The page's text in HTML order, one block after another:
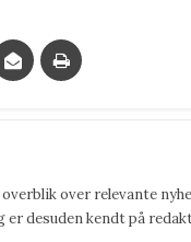
over relevante
er desuden kendt på